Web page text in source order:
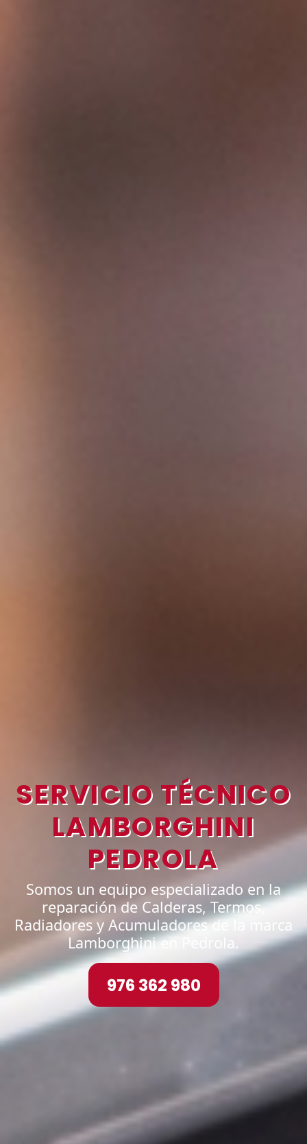
SERVICIO TÉCNICO
LAMBORGHINI
PEDROLA
Somos un equipo especializado en la
reparación de Calderas, Termos,
Radiadores y Acumuladores de la marca
Lamborghini en Pedrola.
976 362 980